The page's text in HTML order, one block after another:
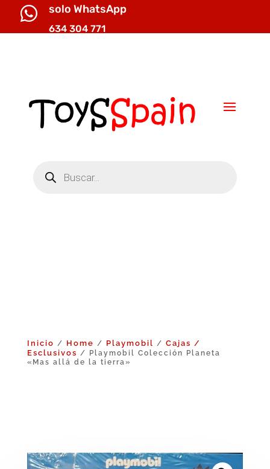
 solo WhatsApp
634 304 771
productos
Inicio / Home / Playmobil / Cajas /
Esclusivos / Playmobil Colección Planeta
«Mas allá de la tierra»